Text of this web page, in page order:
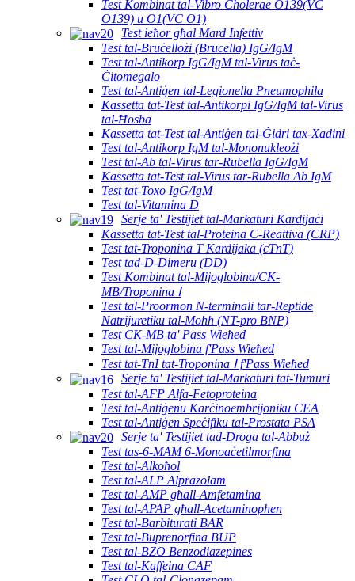
Test Kombinat tal-Vibro Cholerae O139(VC
O139) u O1(VC O1)
Test ieħor għal Mard Infettiv
Test tal-Bruċellożi (Brucella) IgG/IgM
Test tal-Antikorp IgG/IgM tal-Virus taċ-
Ċitomegalo
Test tal-Antiġen tal-Legionella Pneumophila
Kassetta tat-Test tal-Antikorpi IgG/IgM tal-Virus
tal-Ħosba
Kassetta tat-Test tal-Antiġen tal-Ġidri tax-Xadini
Test tal-Antikorp IgM tal-Mononukleożi
Test tal-Ab tal-Virus tar-Rubella IgG/IgM
Kassetta tat-Test tal-Virus tar-Rubella Ab IgM
Test tat-Toxo IgG/IgM
Test tal-Vitamina D
Serje ta' Testijiet tal-Markaturi Kardijaċi
Kassetta tat-Test tal-Proteina C-Reattiva (CRP)
Test tat-Troponina T Kardijaka (cTnT)
Test tad-D-Dimeru (DD)
Test Kombinat tal-Mijoglobina/CK-
MB/Troponina Ⅰ
Test tal-Proormon N-terminali tar-Reptide
Natrijuretiku tal-Moħħ (NT-pro BNP)
Test CK-MB ta' Pass Wieħed
Test tal-Mijoglobina f'Pass Wieħed
Test tat-TnI tat-Troponina Ⅰ f'Pass Wieħed
Serje ta' Testijiet tal-Markaturi tat-Tumuri
Test tal-AFP Alfa-Fetoproteina
Test tal-Antiġenu Karċinoembrijoniku CEA
Test tal-Antiġen Speċifiku tal-Prostata PSA
Serje ta' Testijiet tad-Droga tal-Abbuż
Test tas-6-MAM 6-Monoaċetilmorfina
Test tal-Alkoħol
Test tal-ALP Alprazolam
Test tal-AMP għall-Amfetamina
Test tal-APAP għall-Acetaminophen
Test tal-Barbiturati BAR
Test tal-Buprenorfina BUP
Test tal-BZO Benzodiazepines
Test tal-Kaffeina CAF